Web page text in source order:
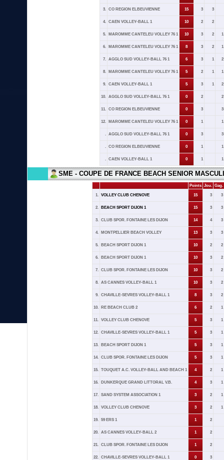
3. CO REGION ELBEUVIENNE 15 3 3
4. CAEN VOLLEY-BALL 1 10 2 2
5. MAROMME CANTELEU VOLLEY 76 1 10 3 2 1
6. MAROMME CANTELEU VOLLEY 76 1 8 3 2 1
7. AGGLO SUD VOLLEY-BALL 76 1 6 3 1 2
8. MAROMME CANTELEU VOLLEY 76 1 5 2 1 1
9. CAEN VOLLEY-BALL 1 5 3 1 2
10. AGGLO SUD VOLLEY-BALL 76 1 0 2 2
11. CO REGION ELBEUVIENNE 0 3 3
12. MAROMME CANTELEU VOLLEY 76 1 0 1 1
. AGGLO SUD VOLLEY-BALL 76 1 0 3 3
. CO REGION ELBEUVIENNE 0 1 1
. CAEN VOLLEY-BALL 1 0 1 1
SME - COUPE DE FRANCE BEACH SENIOR
Points Jou. Gag.
1. VOLLEY CLUB CHENOVE 15 3 3
2. BEACH SPORT DIJON 1 15 3 3
3. CLUB SPOR. FONTAINE LES DIJON 14 4 3
4. MONTPELLIER BEACH VOLLEY 13 3 3
5. BEACH SPORT DIJON 1 10 2 2
6. BEACH SPORT DIJON 1 10 3 2
7. CLUB SPOR. FONTAINE LES DIJON 10 3 2
8. AS CANNES VOLLEY-BALL 1 10 3 2
9. CHAVILLE-SEVRES VOLLEY-BALL 1 8 3 2
10. RE BEACH CLUB 2 6 2 1
11. VOLLEY CLUB CHENOVE 5 3 1
12. CHAVILLE-SEVRES VOLLEY-BALL 1 5 3 1
13. BEACH SPORT DIJON 1 5 3 1
14. CLUB SPOR. FONTAINE LES DIJON 5 3 1
15. TOUQUET A.C. VOLLEY-BALL AND BEACH 1 4 2 1
16. DUNKERQUE GRAND LITTORAL V.B. 4 3 1
17. SAND SYSTEM ASSOCIATION 1 3 2 1
18. VOLLEY CLUB CHENOVE 3 2 1
19. 59 ERS 1 1 2
20. AS CANNES VOLLEY-BALL 2 1 2
21. CLUB SPOR. FONTAINE LES DIJON 1 2
22. CHAVILLE-SEVRES VOLLEY-BALL 1 0 3